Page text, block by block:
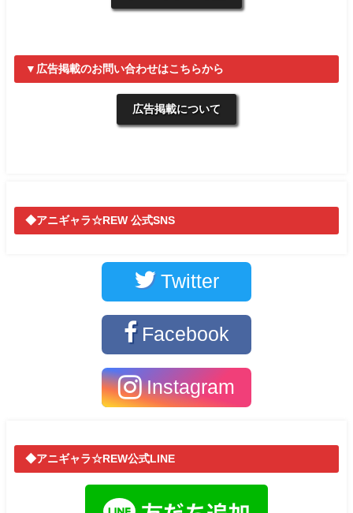
▼広告掲載のお問い合わせはこちらから
広告掲載について
◆アニギャラ☆REW 公式SNS
Twitter
Facebook
Instagram
◆アニギャラ☆REW公式LINE